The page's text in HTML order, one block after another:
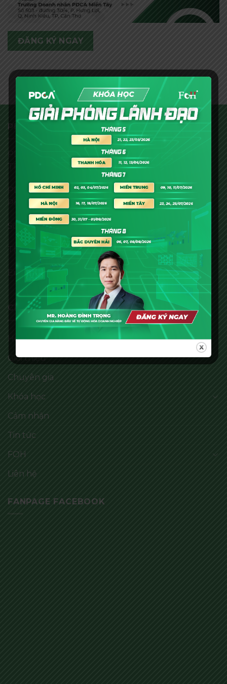
ĐĂNG KÝ NGAY
PDCA MIỀN TÂY
PDCA Cần Thơ: 503 Đường 30/4, Phường Tân An,
TP. Cần Thơ
PDCA Vĩnh Long: 243A Đại Lộ Đồng Khởi, Phường
Phú Tân, TP. Vĩnh Long
Số điện thoại: 0899.598.668 (Phím 3)
Thời gian làm việc: 8:00 - 17:30
Email: info@pdca.vn
CHƯƠNG TRÌNH
Home
Giới thiệu
Chuyên gia
Khóa học
Cảm nhận
Tin tức
FOH
Liên hệ
FANPAGE FACEBOOK